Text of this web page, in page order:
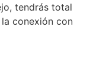
tendrás total
conexión con